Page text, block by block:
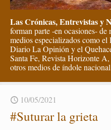
Las Crónicas, Entrevistas y
forman parte -en ocasiones-
medios especializados como
Diario La Opinión y el
Santa Fe, Revista Horizonte
otros medios de índole
10/05/2021
#Su­tu­rar la grie­ta